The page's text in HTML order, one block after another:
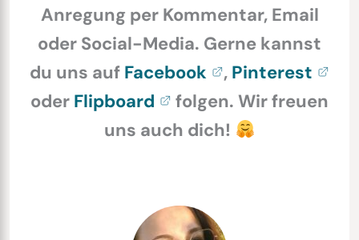
Anregung per Kommentar, Email
oder Social-Media. Gerne kannst
du uns auf Facebook , Pinterest
oder Flipboard
folgen. Wir freuen
uns auch dich!